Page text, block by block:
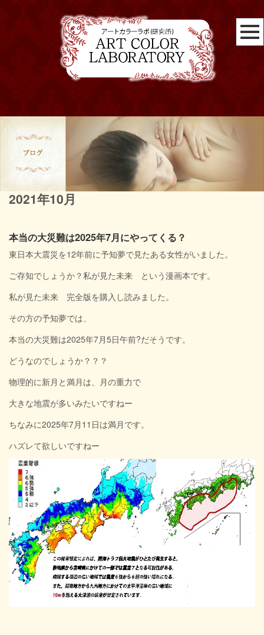
2021年10月
本当の大災難は2025年7月にやってくる？
東日本大震災を12年前に予知夢で見たある女性がいました。
ご存知でしょうか？私が見た未来 という漫画本です。
私が見た未来 完全版を購入し読みました。
その方の予知夢では、
本当の大災難は2025年7月5日午前?だそうです。
どうなのでしょうか？？？
物理的に新月と満月は、月の重力で
大きな地震が多いみたいですねー
ちなみに2025年7月11日は満月です。
ハズレて欲しいですねー